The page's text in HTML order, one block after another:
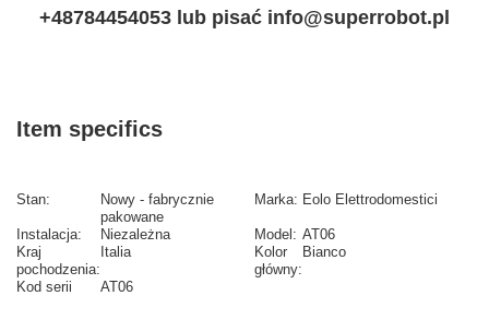
+48784454053 lub pisać info@superrobot.pl
Item specifics
Stan:
Nowy - fabrycznie
pakowane
Marka: Eolo Elettrodomestici
Instalacja: Niezależna Model: AT06
Kraj
pochodzenia:
Italia
Kolor
główny:
Bianco
Kod serii AT06